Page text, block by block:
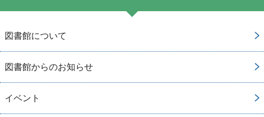
図書館について
図書館からのお知らせ
イベント